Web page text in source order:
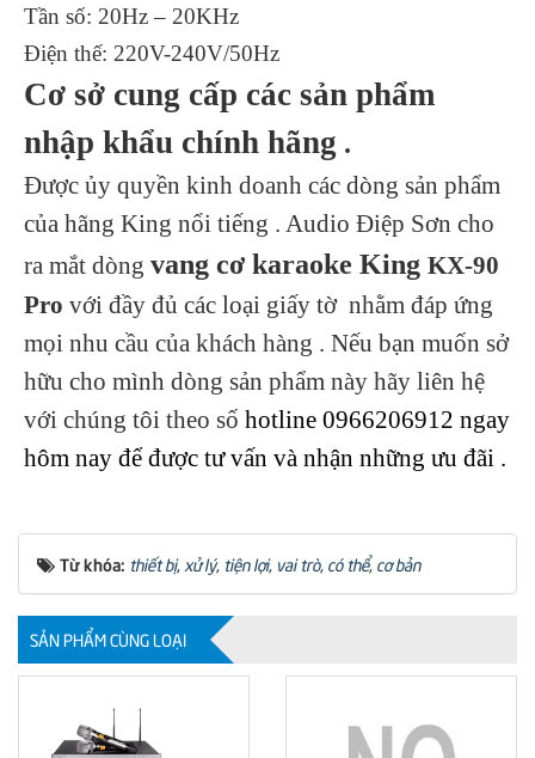
Tần số: 20Hz – 20KHz
Điện thế: 220V-240V/50Hz
Cơ sở cung cấp các sản phẩm
nhập khẩu chính hãng .
Được ủy quyền kinh doanh các dòng sản phẩm
của hãng King nổi tiếng . Audio Điệp Sơn cho
ra mắt dòng vang cơ karaoke King KX-90
Pro với đầy đủ các loại giấy tờ nhằm đáp ứng
mọi nhu cầu của khách hàng . Nếu bạn muốn sở
hữu cho mình dòng sản phẩm này hãy liên hệ
với chúng tôi theo số hotline 0966206912 ngay
hôm nay để được tư vấn và nhận những ưu đãi .
Từ khóa: thiết bị, xử lý, tiện lợi, vai trò, có thể, cơ bản
SẢN PHẨM CÙNG LOẠI